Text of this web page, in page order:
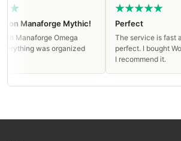
Manaforge Mythic!
Manaforge Omega
was organized
Perfect
The service is fast
perfect. I bought WoW
I recommend it.